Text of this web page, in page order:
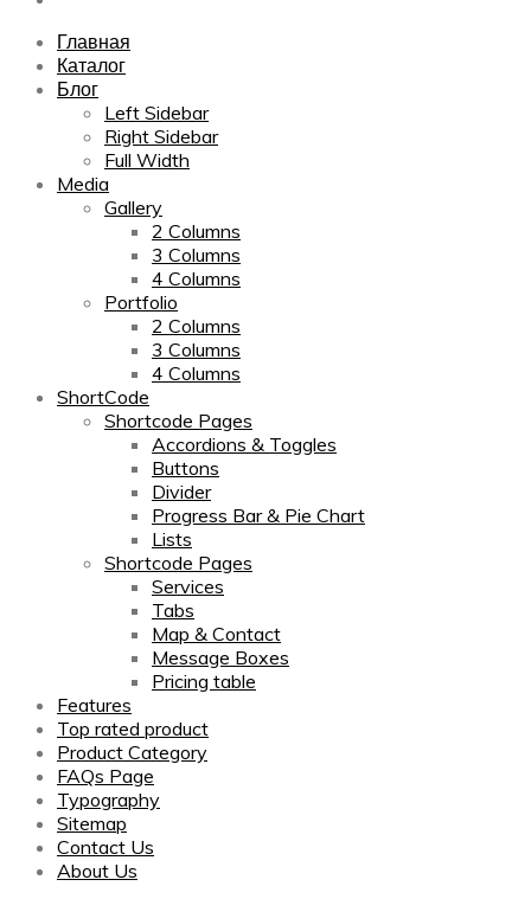
Главная
Каталог
Блог
Left Sidebar
Right Sidebar
Full Width
Media
Gallery
2 Columns
3 Columns
4 Columns
Portfolio
2 Columns
3 Columns
4 Columns
ShortCode
Shortcode Pages
Accordions & Toggles
Buttons
Divider
Progress Bar & Pie Chart
Lists
Shortcode Pages
Services
Tabs
Map & Contact
Message Boxes
Pricing table
Features
Top rated product
Product Category
FAQs Page
Typography
Sitemap
Contact Us
About Us